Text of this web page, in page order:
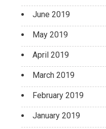
June 2019
May 2019
April 2019
March 2019
February 2019
January 2019